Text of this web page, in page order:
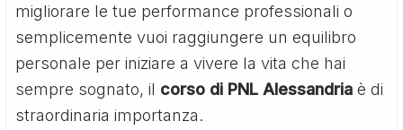
migliorare le tue performance professionali o
semplicemente vuoi raggiungere un equilibro
personale per iniziare a vivere la vita che hai
sempre sognato, il corso di PNL Alessandria è di
straordinaria importanza.